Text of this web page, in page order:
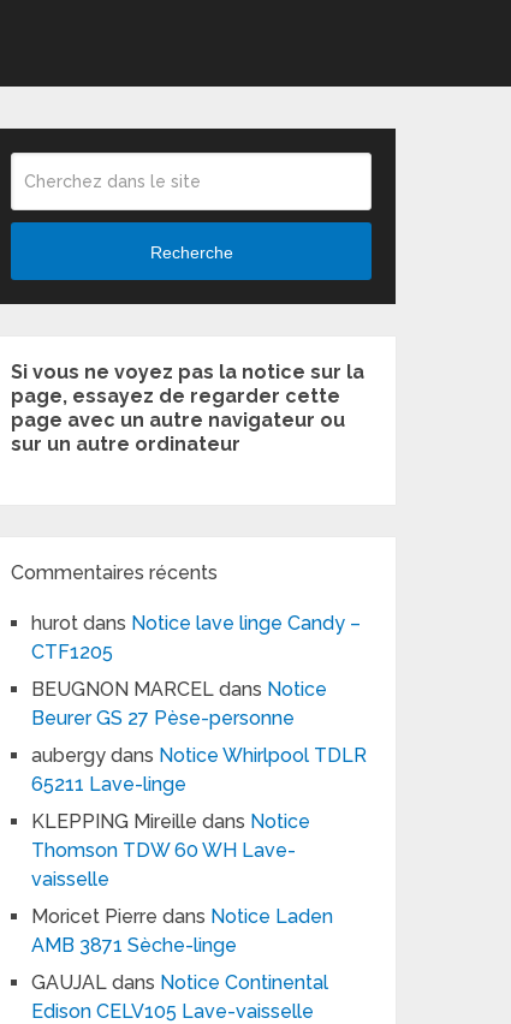
Recherche
Si vous ne voyez pas la notice sur la
page, essayez de regarder cette
page avec un autre navigateur ou
sur un autre ordinateur
Commentaires récents
hurot dans Notice lave linge Candy –
CTF1205
BEUGNON MARCEL dans Notice
Beurer GS 27 Pèse-personne
aubergy dans Notice Whirlpool TDLR
65211 Lave-linge
KLEPPING Mireille dans Notice
Thomson TDW 60 WH Lave-
vaisselle
Moricet Pierre dans Notice Laden
AMB 3871 Sèche-linge
GAUJAL dans Notice Continental
Edison CELV105 Lave-vaisselle